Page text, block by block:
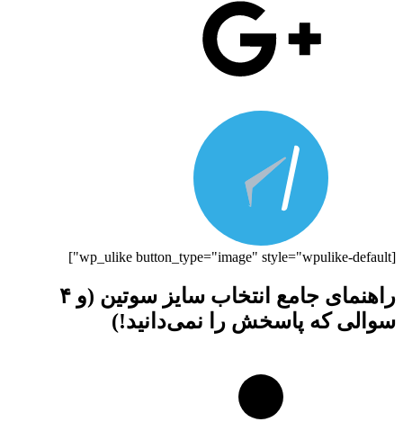
[wp_ulike button_type="image" style="wpulike-default"]
راهنمای جامع انتخاب سایز سوتین (و ۴
سوالی که پاسخش را نمی‌دانید!)